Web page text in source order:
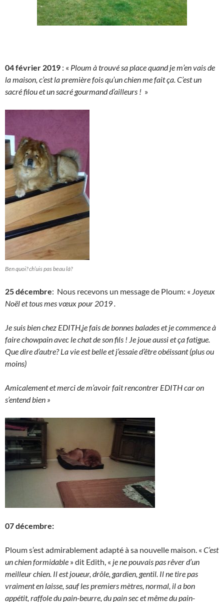
04 février 2019 : « Ploum à trouvé sa place quand je m’en vais de
la maison, c’est la première fois qu’un chien me fait ça. C’est un
sacré filou et un sacré gourmand d’ailleurs ! »
Ben quoi? ch’uis pas beau là?
25 décembre: Nous recevons un message de Ploum: « Joyeux
Noël et tous mes vœux pour 2019 .
Je suis bien chez EDITH,je fais de bonnes balades et je commence à
faire chowpain avec le chat de son fils ! Je joue aussi et ça fatigue.
Que dire d’autre? La vie est belle et j’essaie d’être obéissant (plus ou
moins)
Amicalement et merci de m’avoir fait rencontrer EDITH car on
s’entend bien »
07 décembre:
Ploum s’est admirablement adapté à sa nouvelle maison. « C’est
un chien formidable » dit Edith, « je ne pouvais pas rêver d’un
meilleur chien. Il est joueur, drôle, gardien, gentil. Il ne tire pas
vraiment en laisse, sauf les premiers mètres, normal, il a bon
appétit, raffole du pain-beurre, du pain sec et même du pain-